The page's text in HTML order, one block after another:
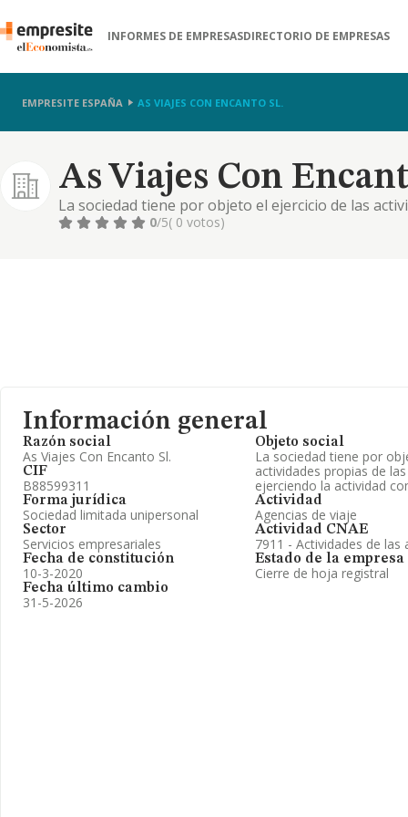
INFORMES DE EMPRESASDIRECTORIO DE EMPRESAS
EMPRESITE ESPAÑA AS VIAJES CON ENCANTO SL.
As Viajes Con
La sociedad tiene por objeto el ejercicio de las
ejerciendo la actividad como minorista-mayorista
0/5( 0 votos)
Información general
Razón social
As Viajes Con Encanto Sl.
CIF
B88599311
Forma jurídica
Sociedad limitada unipersonal
Sector
Servicios empresariales
Fecha de constitución
10-3-2020
Fecha último cambio
31-5-2026
Objeto social
La sociedad tiene por
actividades propias de
ejerciendo la actividad
Actividad
Agencias de viaje
Actividad CNAE
7911 - Actividades de las
Estado de la empresa
Cierre de hoja registral